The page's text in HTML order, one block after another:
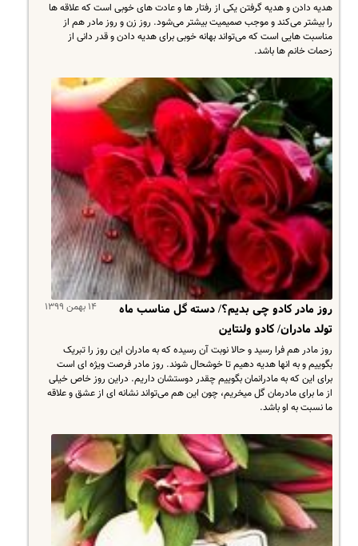
هدیه دادن و هدیه گرفتن یکی از رفتار ها و عادت های خوبی است که علاقه ها
را بیشتر می‌کند و موجب صمیمیت بیشتر می‌شود. روز زن و روز مادر هم از
مناسبت هایی است که می‌تواند بهانه خوبی برای هدیه دادن و قدر دانی از
زحمات خانم ها باشد.
۱۴ بهمن ۱۳۹۹
روز مادر کادو چی بدیم؟/ دسته گل مناسب ماه
تولد مادران/ کادو ولنتاین
روز مادر هم فرا رسید و حالا نوبت آن رسیده که به مادران این روز را تبریک
بگوییم و به انها هدیه دهیم تا خوشحال شوند. روز مادر فرصت ویژه ای است
برای این که به مادرانمان بگوییم چقدر دوستشان داریم. دراین روز خاص خیلی
از ما برای مادرمان گل میخریم، چون این هم می‌تواند نشانه ای از عشق و علاقه
ما نسبت به او باشد.